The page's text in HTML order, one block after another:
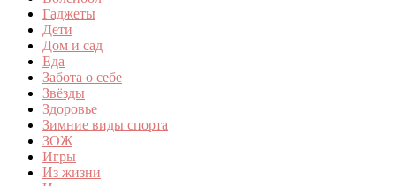
Гаджеты
Дети
Дом и сад
Еда
Забота о себе
Звёзды
Здоровье
Зимние виды спорта
ЗОЖ
Игры
Из жизни